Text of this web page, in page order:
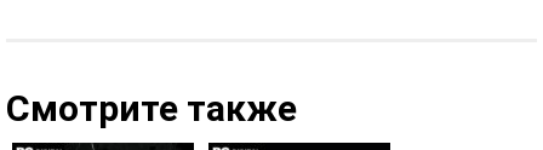
Смотрите также